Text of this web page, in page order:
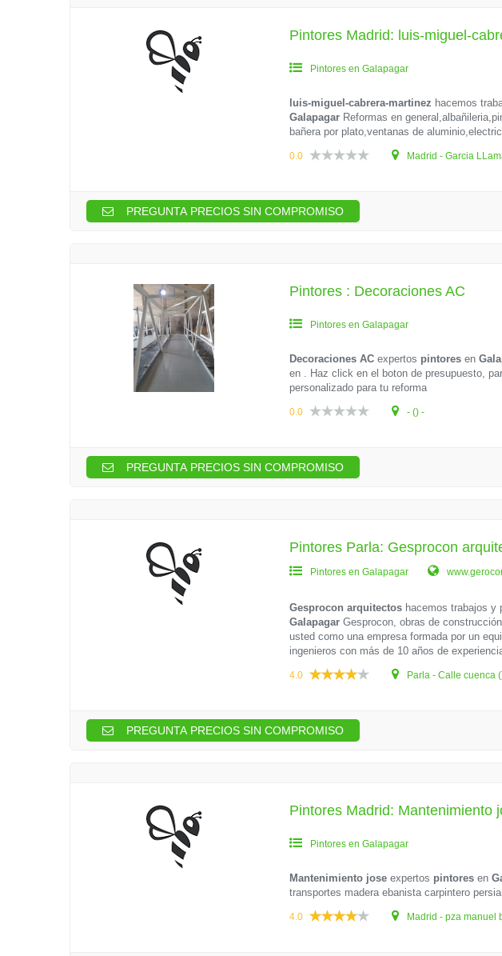
Pintores Madrid: luis-miguel-
Pintores en Galapagar
luis-miguel-cabrera-martinez hacemos
Galapagar Reformas en
bañera por plato,ventanas de
0.0 Madrid - Garcia
PREGUNTA PRECIOS SIN COMPROMISO
Pintores : Decoraciones AC
Pintores en Galapagar
Decoraciones AC expertos pintores en
en . Haz click en el boton de presupuesto,
personalizado para tu reforma
0.0 - () -
PREGUNTA PRECIOS SIN COMPROMISO
Pintores Parla: Gesprocon
Pintores en Galapagar
Gesprocon arquitectos hacemos trabajos y
Galapagar Gesprocon, obras de
usted como una empresa formada por un
ingenieros con más de 10 años de
4.0 Parla - Calle cuenca
PREGUNTA PRECIOS SIN COMPROMISO
Pintores Madrid: Mantenimiento
Pintores en Galapagar
Mantenimiento jose expertos pintores en
transportes madera ebanista carpintero
4.0 Madrid - pza manuel